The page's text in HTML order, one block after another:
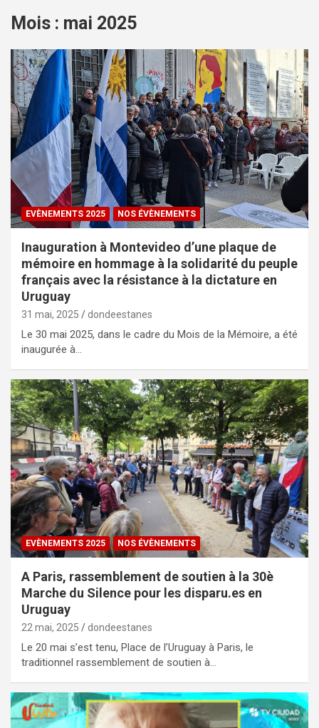
Mois : mai 2025
EVÈNEMENTS 2025 NOS ÉVÈNEMENTS
Inauguration à Montevideo d’une plaque de
mémoire en hommage à la solidarité du peuple
français avec la résistance à la dictature en
Uruguay
31 mai, 2025 dondeestanes
Le 30 mai 2025, dans le cadre du Mois de la Mémoire, a été
inaugurée à…
EVÈNEMENTS 2025 NOS ÉVÈNEMENTS
A Paris, rassemblement de soutien à la 30è
Marche du Silence pour les disparu.es en
Uruguay
22 mai, 2025 dondeestanes
Le 20 mai s’est tenu, Place de l’Uruguay à Paris, le
traditionnel rassemblement de soutien à…